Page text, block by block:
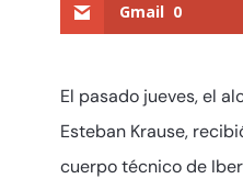
Gmail 0
El pasado jueves, el
Esteban Krause,
cuerpo técnico de